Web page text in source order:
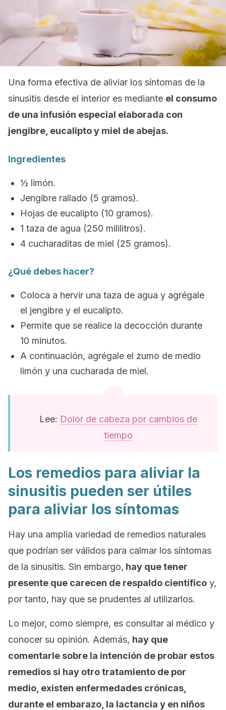
Una forma efectiva de aliviar los síntomas de la
sinusitis desde el interior es mediante el consumo
de una infusión especial elaborada con
jengibre, eucalipto y miel de abejas.
Ingredientes
½ limón.
Jengibre rallado (5 gramos).
Hojas de eucalipto (10 gramos).
1 taza de agua (250 mililitros).
4 cucharaditas de miel (25 gramos).
¿Qué debes hacer?
Coloca a hervir una taza de agua y agrégale
el jengibre y el eucalipto.
Permite que se realice la decocción durante
10 minutos.
A continuación, agrégale el zumo de medio
limón y una cucharada de miel.
Lee: Dolor de cabeza por cambios de
tiempo
Los remedios para aliviar la
sinusitis pueden ser útiles
para aliviar los síntomas
Hay una amplia variedad de remedios naturales
que podrían ser válidos para calmar los síntomas
de la sinusitis. Sin embargo, hay que tener
presente que carecen de respaldo científico y,
por tanto, hay que se prudentes al utilizarlos.
Lo mejor, como siempre, es consultar al médico y
conocer su opinión. Además, hay que
comentarle sobre la intención de probar estos
remedios si hay otro tratamiento de por
medio, existen enfermedades crónicas,
durante el embarazo, la lactancia y en niños